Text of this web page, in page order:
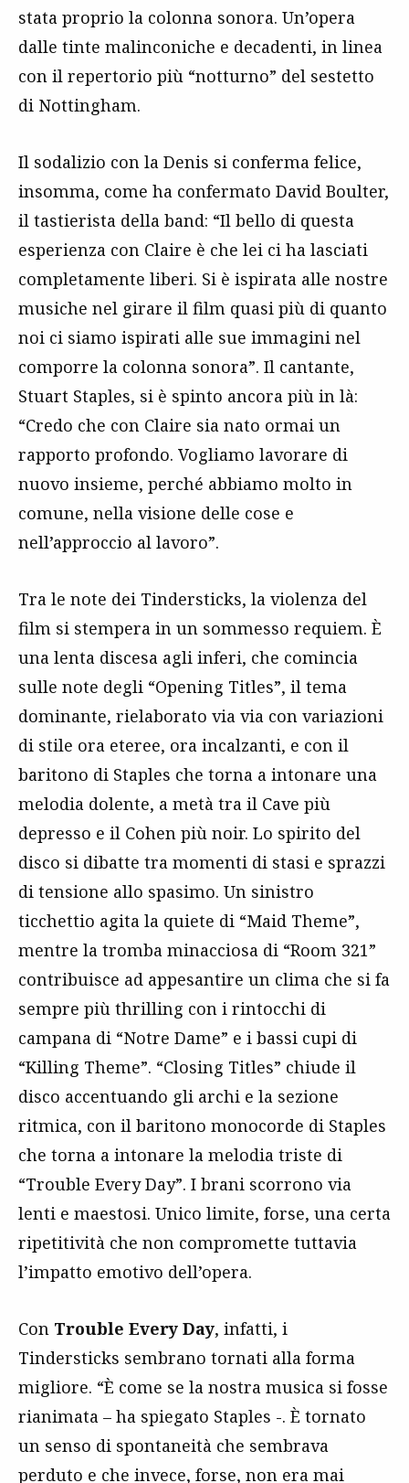
stata proprio la colonna sonora. Un’opera
dalle tinte malinconiche e decadenti, in linea
con il repertorio più “notturno” del sestetto
di Nottingham.
Il sodalizio con la Denis si conferma felice,
insomma, come ha confermato David Boulter,
il tastierista della band: “Il bello di questa
esperienza con Claire è che lei ci ha lasciati
completamente liberi. Si è ispirata alle nostre
musiche nel girare il film quasi più di quanto
noi ci siamo ispirati alle sue immagini nel
comporre la colonna sonora”. Il cantante,
Stuart Staples, si è spinto ancora più in là:
“Credo che con Claire sia nato ormai un
rapporto profondo. Vogliamo lavorare di
nuovo insieme, perché abbiamo molto in
comune, nella visione delle cose e
nell’approccio al lavoro”.
Tra le note dei Tindersticks, la violenza del
film si stempera in un sommesso requiem. È
una lenta discesa agli inferi, che comincia
sulle note degli “Opening Titles”, il tema
dominante, rielaborato via via con variazioni
di stile ora eteree, ora incalzanti, e con il
baritono di Staples che torna a intonare una
melodia dolente, a metà tra il Cave più
depresso e il Cohen più noir. Lo spirito del
disco si dibatte tra momenti di stasi e sprazzi
di tensione allo spasimo. Un sinistro
ticchettio agita la quiete di “Maid Theme”,
mentre la tromba minacciosa di “Room 321”
contribuisce ad appesantire un clima che si fa
sempre più thrilling con i rintocchi di
campana di “Notre Dame” e i bassi cupi di
“Killing Theme”. “Closing Titles” chiude il
disco accentuando gli archi e la sezione
ritmica, con il baritono monocorde di Staples
che torna a intonare la melodia triste di
“Trouble Every Day”. I brani scorrono via
lenti e maestosi. Unico limite, forse, una certa
ripetitività che non compromette tuttavia
l’impatto emotivo dell’opera.
Con Trouble Every Day, infatti, i
Tindersticks sembrano tornati alla forma
migliore. “È come se la nostra musica si fosse
rianimata – ha spiegato Staples -. È tornato
un senso di spontaneità che sembrava
perduto e che invece, forse, non era mai